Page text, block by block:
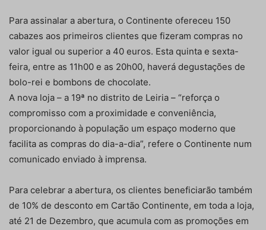
Para assinalar a abertura, o Continente ofereceu 150
cabazes aos primeiros clientes que fizeram compras no
valor igual ou superior a 40 euros. Esta quinta e sexta-
feira, entre as 11h00 e as 20h00, haverá degustações de
bolo-rei e bombons de chocolate.
A nova loja – a 19ª no distrito de Leiria – “reforça o
compromisso com a proximidade e conveniência,
proporcionando à população um espaço moderno que
facilita as compras do dia-a-dia”, refere o Continente num
comunicado enviado à imprensa.
Para celebrar a abertura, os clientes beneficiarão também
de 10% de desconto em Cartão Continente, em toda a loja,
até 21 de Dezembro, que acumula com as promoções em